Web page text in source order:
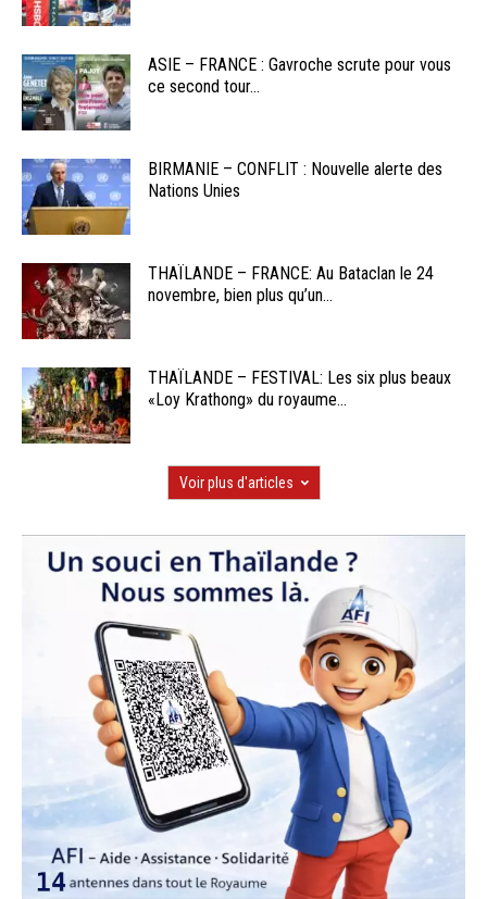
ASIE – FRANCE : Gavroche scrute pour vous
ce second tour...
BIRMANIE – CONFLIT : Nouvelle alerte des
Nations Unies
THAÏLANDE – FRANCE: Au Bataclan le 24
novembre, bien plus qu’un...
THAÏLANDE – FESTIVAL: Les six plus beaux
«Loy Krathong» du royaume...
Voir plus d'articles